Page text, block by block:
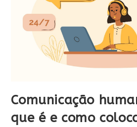
Comunicação
que é e como